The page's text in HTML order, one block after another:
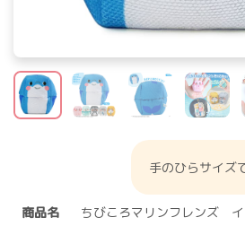
手のひらサイズ
商品名 ちびころマリンフレンズ イ